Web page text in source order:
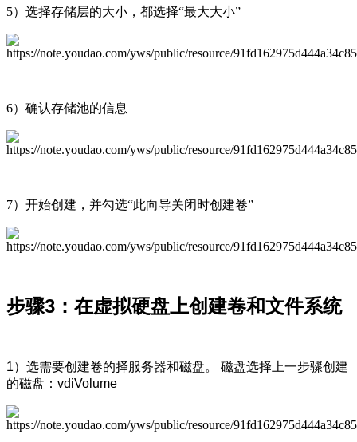
5）选择存储层的大小，都选择“最大大小”
6）确认存储池的信息
7）开始创建，并勾选“此向导关闭时创建卷”
步骤3：在虚拟硬盘上创建卷和文件系统
1）选需要创建卷的择服务器和磁盘。 磁盘选择上一步骤创建
的磁盘：vdiVolume